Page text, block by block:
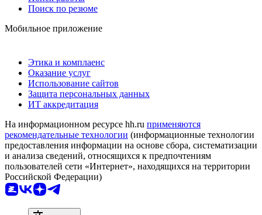
Поиск по резюме
Мобильное приложение
Этика и комплаенс
Оказание услуг
Использование сайтов
Защита персональных данных
ИТ аккредитация
На информационном ресурсе hh.ru применяются
рекомендательные технологии (информационные технологии
предоставления информации на основе сбора, систематизации
и анализа сведений, относящихся к предпочтениям
пользователей сети «Интернет», находящихся на территории
Российской Федерации)